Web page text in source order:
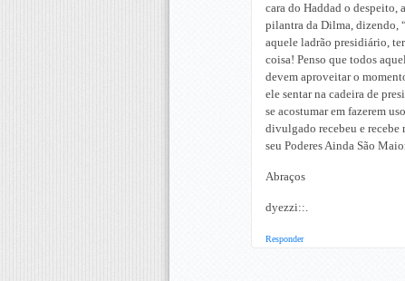
cara do Haddad o despeito,
pilantra da Dilma, dizendo,
aquele ladrão presidiário,
coisa! Penso que todos
devem aproveitar o
ele sentar na cadeira de
se acostumar em fazerem
divulgado recebeu e recebe
seu Poderes Ainda São
Abraços
dyezzi::.
Responder